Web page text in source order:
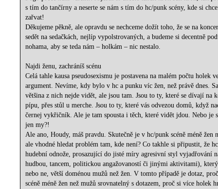
s tím do tančírny a neserte se nám s tím do hc/punk scény, kde si
zařvat!
Děkujeme pěkně, ale opravdu se nechceme dožít toho, že se na
sedět na sedačkách, nejlíp vypolstrovaných, a budeme si decentně
nohama, aby se teda nám – holkám – nic nestalo.
Najdi ženu, zachráníš scénu
Celá tahle kausa pseudosexismu je postavena na malém počtu holek
argument. Nevíme, kdy bylo v hc a punku víc žen, než právě dnes.
většina z nich nejde vidět, ale jsou tam. Jsou to ty, které se dívají na
pípu, přes stůl u merche. Jsou to ty, které vás odvezou domů, když
černej vykřičník. Ale je tam spousta i těch, které vidět jdou. Nebo je
jen my?!
Ale ano, Houdy, máš pravdu. Skutečně je v hc/punk scéně méně žen
ale vhodné hledat problém tam, kde není? Co takhle si připustit, že
hudební odnože, prosazující do jisté míry agresivní styl vyjadřování
hudbou, tancem, politickou angažovaností či jinými aktivitami),
nebo ne, větší doménou mužů než žen. V tomto případě je dotaz,
scéně méně žen než mužů srovnatelný s dotazem, proč si více holek